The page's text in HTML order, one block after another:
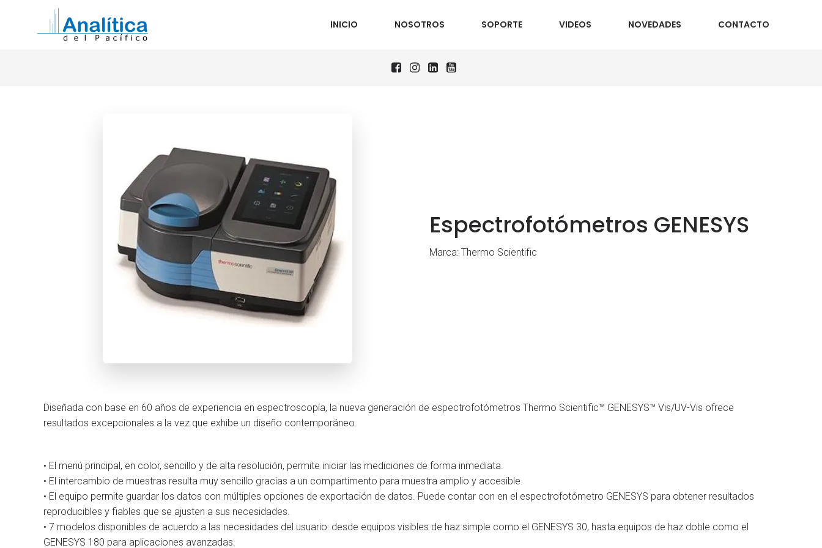
INICIO NOSOTROS SOPORTE VIDEOS NOVEDADES CONTACTO
Espectrofotómetros GENESYS
Marca: Thermo Scientific
Diseñada con base en 60 años de experiencia en espectroscopía, la nueva generación de espectrofotómetros Thermo Scientific™ GENESYS™ Vis/UV-Vis ofrece
resultados excepcionales a la vez que exhibe un diseño contemporáneo.
• El menú principal, en color, sencillo y de alta resolución, permite iniciar las mediciones de forma inmediata.
• El intercambio de muestras resulta muy sencillo gracias a un compartimento para muestra amplio y accesible.
• El equipo permite guardar los datos con múltiples opciones de exportación de datos. Puede contar con en el espectrofotómetro GENESYS para obtener resultados
reproducibles y fiables que se ajusten a sus necesidades.
• 7 modelos disponibles de acuerdo a las necesidades del usuario: desde equipos visibles de haz simple como el GENESYS 30, hasta equipos de haz doble como el
GENESYS 180 para aplicaciones avanzadas.